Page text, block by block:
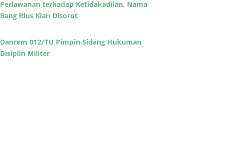
Perlawanan terhadap Ketidakadilan, Nama
Bang Rius Kian Disorot
Danrem 012/TU Pimpin Sidang Hukuman
Disiplin Militer